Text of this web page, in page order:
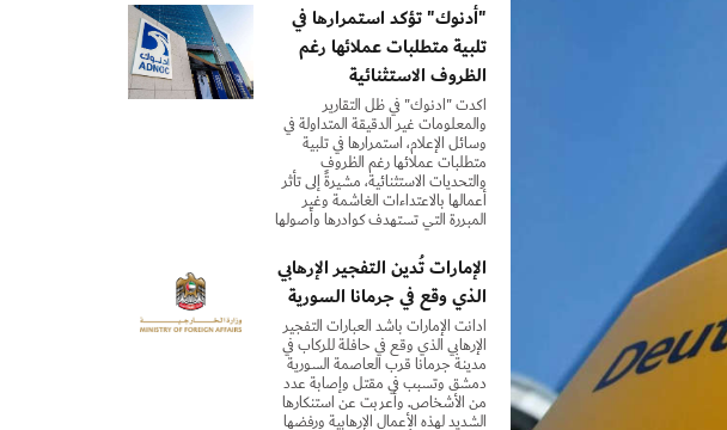
"أدنوك" تؤكد استمرارها في
تلبية متطلبات عملائها رغم
الظروف الاستثنائية
أكدت "أدنوك" في ظل التقارير
والمعلومات غير الدقيقة المتداولة في
وسائل الإعلام، استمرارها في تلبية
متطلبات عملائها رغم الظروف
والتحديات الاستثنائية، مشيرةً إلى تأثر
أعمالها بالاعتداءات الغاشمة وغير
المبررة التي تستهدف كوادرها وأصولها
الإمارات تُدين التفجير الإرهابي
الذي وقع في جرمانا السورية
أدانت الإمارات بأشد العبارات التفجير
الإرهابي الذي وقع في حافلة للركاب في
مدينة جرمانا قرب العاصمة السورية
دمشق وتسبب في مقتل وإصابة عدد
من الأشخاص. وأعربت عن استنكارها
الشديد لهذه الأعمال الإرهابية ورفضها